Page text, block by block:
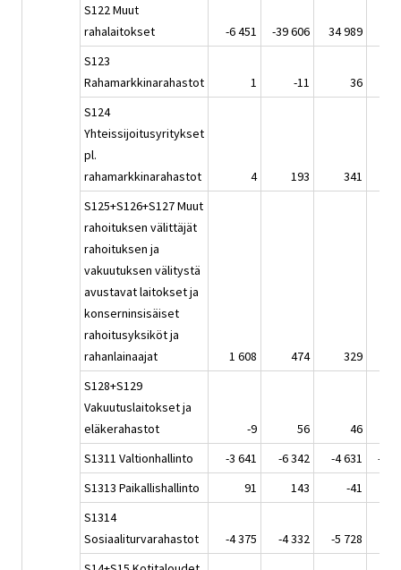
S122 Muut
rahalaitokset
-6 451 -39 606 34 989
S123
Rahamarkkinarahastot
1 -11 36
S124
Yhteissijoitusyritykset
pl.
rahamarkkinarahastot
4 193 341
S125+S126+S127 Muut
rahoituksen välittäjät
rahoituksen ja
vakuutuksen välitystä
avustavat laitokset ja
konserninsisäiset
rahoitusyksiköt ja
rahanlainaajat
1 608 474 329
S128+S129
Vakuutuslaitokset ja
eläkerahastot
-9 56 46
S1311 Valtionhallinto
-3 641 -6 342 -4 631
-10
S1313 Paikallishallinto
91 143
-41
S1314
Sosiaaliturvarahastot
-4 375 -4 332 -5 728